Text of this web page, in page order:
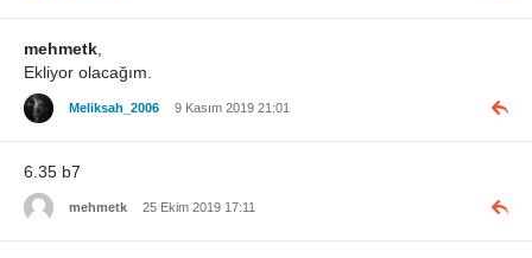
mehmetk
Ekliyor olacağım.
Meliksah_2006 9 Kasım 2019 21:01
6.35 b7
mehmetk 25 Ekim 2019 17:11